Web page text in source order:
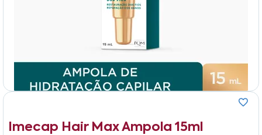
Imecap Hair Max Ampola 15ml